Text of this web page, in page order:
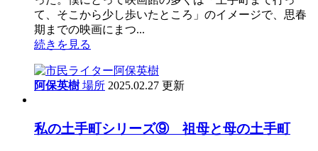
て、そこから少し歩いたところ」のイメージで、思春
期までの映画にまつ...
続きを見る
阿保英樹 場所 2025.02.27 更新
私の土手町シリーズ⑨ 祖母と母の土手町